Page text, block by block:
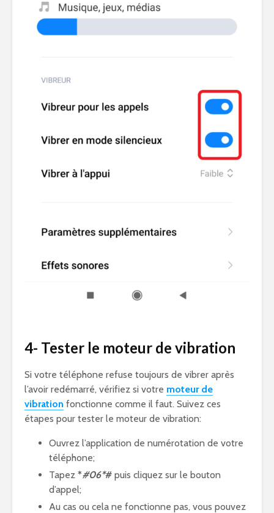
4- Tester le moteur de vibration
Si votre téléphone refuse toujours de vibrer après
l’avoir redémarré, vérifiez si votre moteur de
vibration fonctionne comme il faut. Suivez ces
étapes pour tester le moteur de vibration:
Ouvrez l’application de numérotation de votre
téléphone;
Tapez *#06*# puis cliquez sur le bouton
d’appel;
Au cas ou cela ne fonctionne pas, vous pouvez